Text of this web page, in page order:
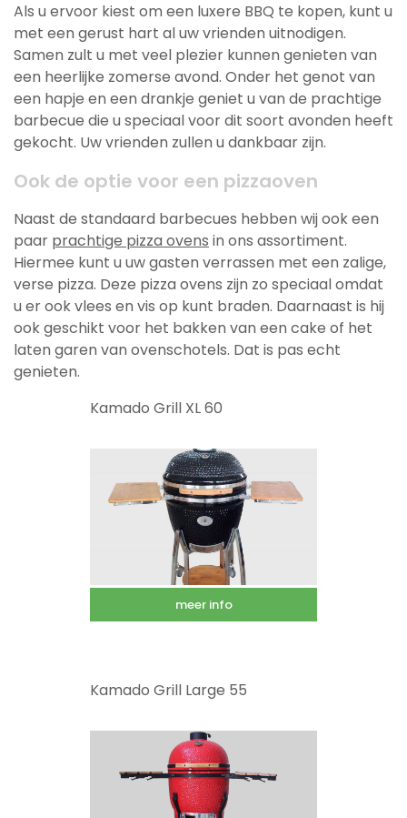
Als u ervoor kiest om een luxere BBQ te kopen, kunt u
met een gerust hart al uw vrienden uitnodigen.
Samen zult u met veel plezier kunnen genieten van
een heerlijke zomerse avond. Onder het genot van
een hapje en een drankje geniet u van de prachtige
barbecue die u speciaal voor dit soort avonden heeft
gekocht. Uw vrienden zullen u dankbaar zijn.
Ook de optie voor een pizzaoven
Naast de standaard barbecues hebben wij ook een
paar prachtige pizza ovens in ons assortiment.
Hiermee kunt u uw gasten verrassen met een zalige,
verse pizza. Deze pizza ovens zijn zo speciaal omdat
u er ook vlees en vis op kunt braden. Daarnaast is hij
ook geschikt voor het bakken van een cake of het
laten garen van ovenschotels. Dat is pas echt
genieten.
Kamado Grill XL 60
meer info
Kamado Grill Large 55